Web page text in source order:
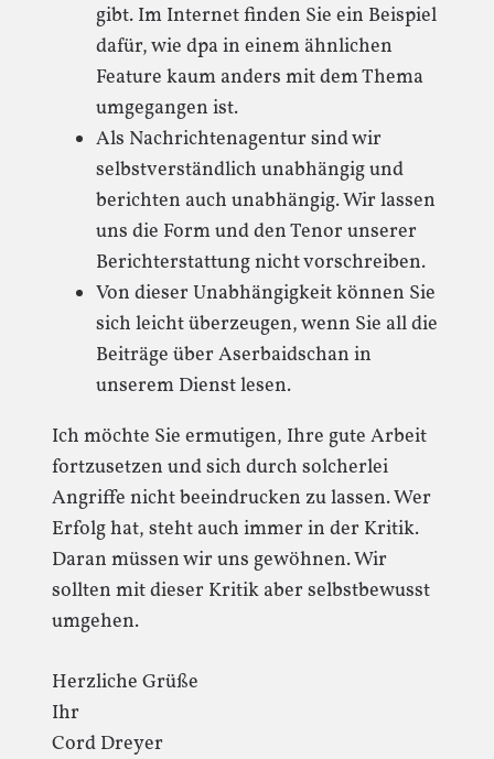
gibt. Im Internet finden Sie ein Beispiel
dafür, wie dpa in einem ähnlichen
Feature kaum anders mit dem Thema
umgegangen ist.
Als Nachrichtenagentur sind wir
selbstverständlich unabhängig und
berichten auch unabhängig. Wir lassen
uns die Form und den Tenor unserer
Berichterstattung nicht vorschreiben.
Von dieser Unabhängigkeit können Sie
sich leicht überzeugen, wenn Sie all die
Beiträge über Aserbaidschan in
unserem Dienst lesen.
Ich möchte Sie ermutigen, Ihre gute Arbeit
fortzusetzen und sich durch solcherlei
Angriffe nicht beeindrucken zu lassen. Wer
Erfolg hat, steht auch immer in der Kritik.
Daran müssen wir uns gewöhnen. Wir
sollten mit dieser Kritik aber selbstbewusst
umgehen.
Herzliche Grüße
Ihr
Cord Dreyer